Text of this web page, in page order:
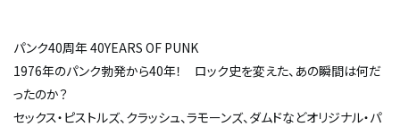
パンク40周年 40YEARS OF PUNK
1976年のパンク勃発から40年！ ロック史を変えた、あの瞬間は何だ
ったのか？
セックス・ピストルズ、クラッシュ、ラモーンズ、ダムドなどオリジナル・パ